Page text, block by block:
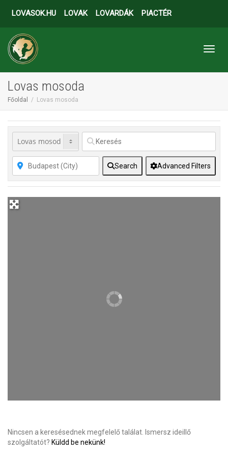
LOVASOK.HU LOVAK LOVARDÁK PIACTÉR
Lovas mosoda
Főoldal Lovas mosoda
Search Advanced Filters
Nincsen a keresésednek megfelelő találat. Ismersz ideillő
szolgáltatót? Küldd be nekünk!